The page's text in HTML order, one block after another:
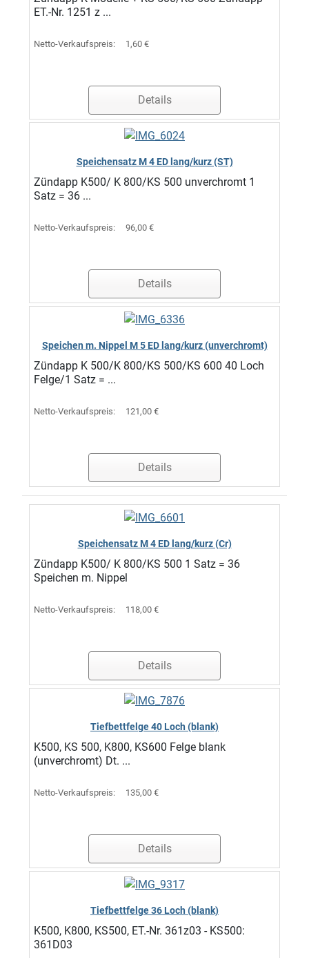
ET.-Nr. 1251 z ...
Netto-Verkaufspreis: 1,60 €
Details
Speichensatz M 4 ED lang/kurz (ST)
Zündapp K500/ K 800/KS 500 unverchromt 1
Satz = 36 ...
Netto-Verkaufspreis: 96,00 €
Details
Speichen m. Nippel M 5 ED lang/kurz (unverchromt)
Zündapp K 500/K 800/KS 500/KS 600 40 Loch
Felge/1 Satz = ...
Netto-Verkaufspreis: 121,00 €
Details
Speichensatz M 4 ED lang/kurz (Cr)
Zündapp K500/ K 800/KS 500 1 Satz = 36
Speichen m. Nippel
Netto-Verkaufspreis: 118,00 €
Details
Tiefbettfelge 40 Loch (blank)
K500, KS 500, K800, KS600 Felge blank
(unverchromt) Dt. ...
Netto-Verkaufspreis: 135,00 €
Details
Tiefbettfelge 36 Loch (blank)
K500, K800, KS500, ET.-Nr. 361z03 - KS500:
361D03